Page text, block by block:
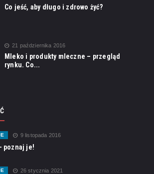
Co jeść, aby długo i zdrowo żyć?
21 października 2016
Mleko i produkty mleczne – przegląd
rynku. Co...
9 listopada 2016
poznaj je!
26 stycznia 2021